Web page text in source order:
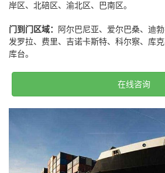
岸区、北碚区、渝北区、巴南区。
门到门区域：
阿尔巴尼亚、爱尔巴桑、迪
发罗拉、费里、吉诺卡斯特、科尔察、库
库台。
在线咨询